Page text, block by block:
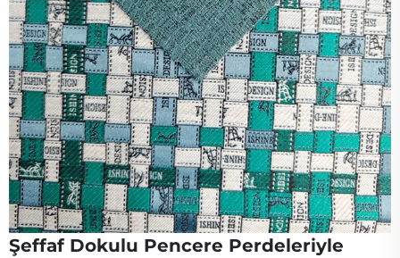
Şeffaf Dokulu Pencere Perdeleriyle